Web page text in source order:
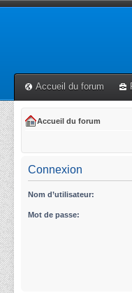
Accueil du forum
Accueil du forum
Connexion
Nom d’utilisateur:
Mot de passe: